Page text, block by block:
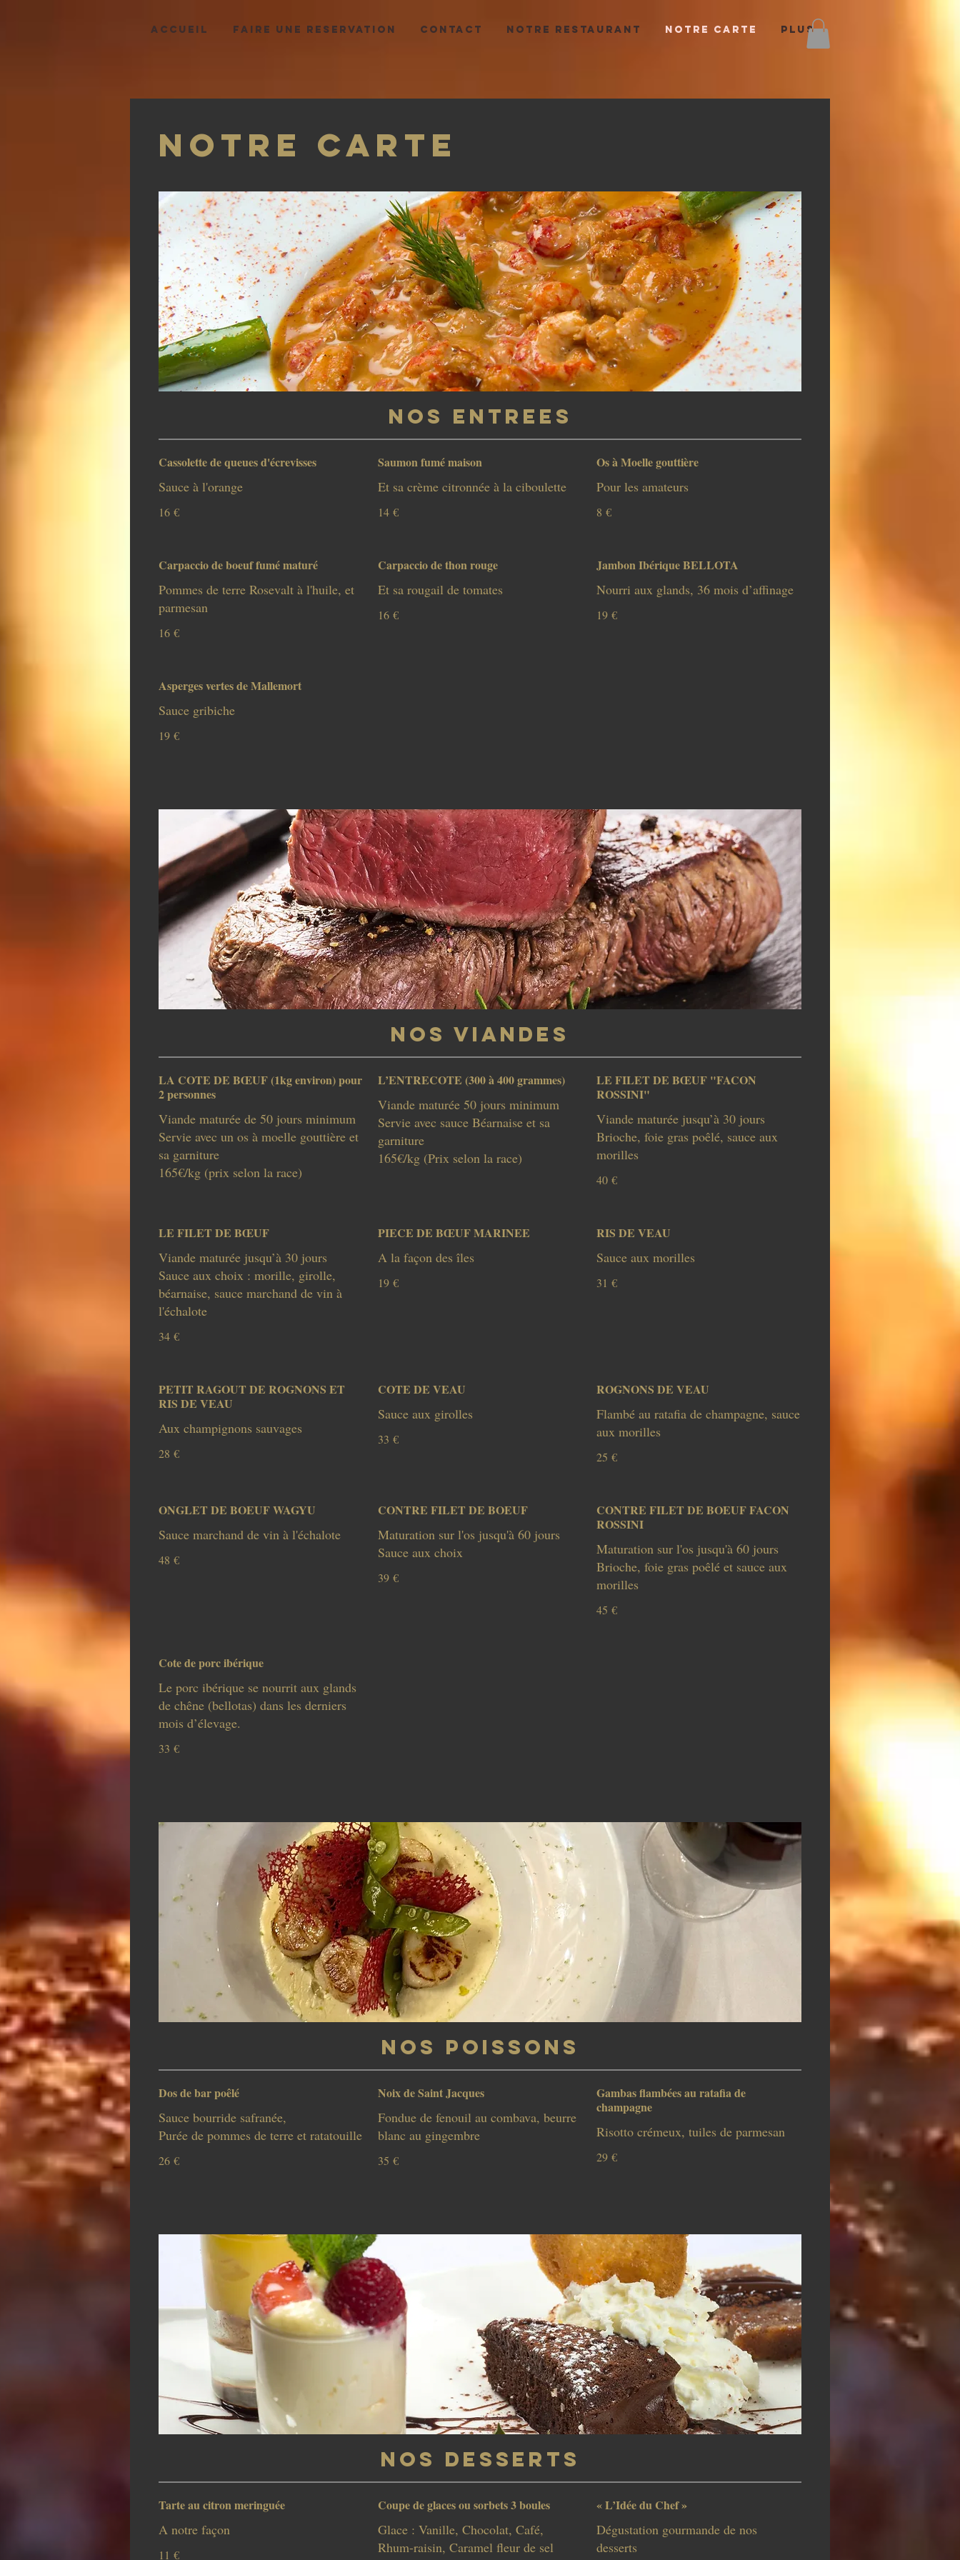
ACCUEIL FAIRE UNE RESERVATION CONTACT NOTRE RESTAURANT NOTRE CARTE Plus
Notre carte
NOS ENTREES
Cassolette de queues d'écrevisses
Sauce à l'orange
16 €
Saumon fumé maison
Et sa crème citronnée à la ciboulette
14 €
Os à Moelle gouttière
Pour les amateurs
8 €
Carpaccio de boeuf fumé maturé
Pommes de terre Rosevalt à l'huile, et
parmesan
16 €
Carpaccio de thon rouge
Et sa rougail de tomates
16 €
Jambon Ibérique BELLOTA
Nourri aux glands, 36 mois d’affinage
19 €
Asperges vertes de Mallemort
Sauce gribiche
19 €
NOS VIANDES
LA COTE DE BŒUF (1kg environ) pour
2 personnes
Viande maturée de 50 jours minimum
Servie avec un os à moelle gouttière et
sa garniture
165€/kg (prix selon la race)
L’ENTRECOTE (300 à 400 grammes)
Viande maturée 50 jours minimum
Servie avec sauce Béarnaise et sa
garniture
165€/kg (Prix selon la race)
LE FILET DE BŒUF "FACON
ROSSINI"
Viande maturée jusqu’à 30 jours
Brioche, foie gras poêlé, sauce aux
40 €
LE FILET DE BŒUF
Viande maturée jusqu’à 30 jours
Sauce aux choix : morille, girolle,
béarnaise, sauce marchand de vin à
34 €
PIECE DE BŒUF MARINEE
A la façon des îles
19 €
RIS DE VEAU
Sauce aux morilles
31 €
PETIT RAGOUT DE ROGNONS ET
RIS DE VEAU
28 €
COTE DE VEAU
33 €
ROGNONS DE VEAU
Flambé au ratafia de champagne, sauce
aux morilles
25 €
ONGLET DE BOEUF WAGYU
Sauce marchand de vin à l'échalote
48 €
CONTRE FILET DE BOEUF
Maturation sur l'os jusqu'à 60 jours
Sauce aux choix
39 €
CONTRE FILET DE BOEUF FACON
ROSSINI
Maturation sur l'os jusqu'à 60 jours
Brioche, foie gras poêlé et sauce aux
morilles
45 €
Cote de porc ibérique
Le porc ibérique se nourrit aux glands
de chêne (bellotas) dans les derniers
mois d’élevage.
33 €
NOS POISSONS
Dos de bar poêlé
Sauce bourride safranée,
Purée de pommes de terre et ratatouille
26 €
Noix de Saint Jacques
Fondue de fenouil au combava, beurre
blanc au gingembre
35 €
Gambas flambées au ratafia de
champagne
Risotto crémeux, tuiles de parmesan
29 €
NOS DESSERTS
Tarte au citron meringuée
A notre façon
11 €
Coupe de glaces ou sorbets 3 boules
Glace : Vanille, Chocolat, Café,
Rhum-raisin, Caramel fleur de sel
« L’Idée du Chef »
Dégustation gourmande de nos
desserts